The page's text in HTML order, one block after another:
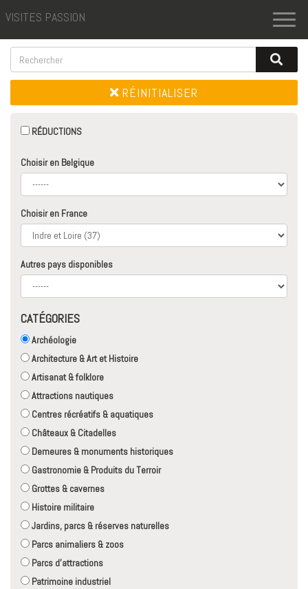
VISITES PASSION
RÉINITIALISER
RÉDUCTIONS
Choisir en Belgique
Choisir en France
Autres pays disponibles
CATÉGORIES
Archéologie
Architecture & Art et Histoire
Artisanat & folklore
Attractions nautiques
Centres récréatifs & aquatiques
Châteaux & Citadelles
Demeures & monuments historiques
Gastronomie & Produits du Terroir
Grottes & cavernes
Histoire militaire
Jardins, parcs & réserves naturelles
Parcs animaliers & zoos
Parcs d'attractions
Patrimoine industriel